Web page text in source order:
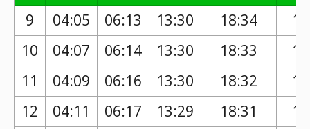
9
04:05 06:13 13:30 18:34
10
04:07 06:14 13:30 18:33
11
04:09 06:16 13:30 18:32
12
04:11 06:17 13:29 18:31